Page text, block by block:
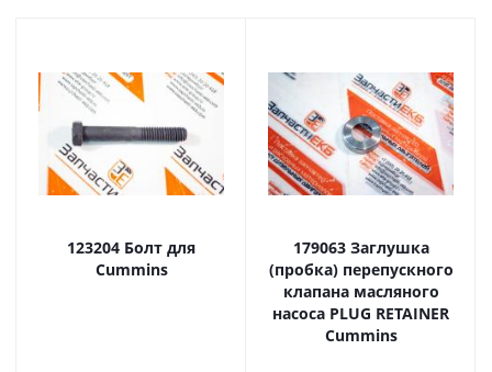
123204 Болт для
Cummins
179063 Заглушка
(пробка) перепускного
клапана масляного
насоса PLUG RETAINER
Cummins